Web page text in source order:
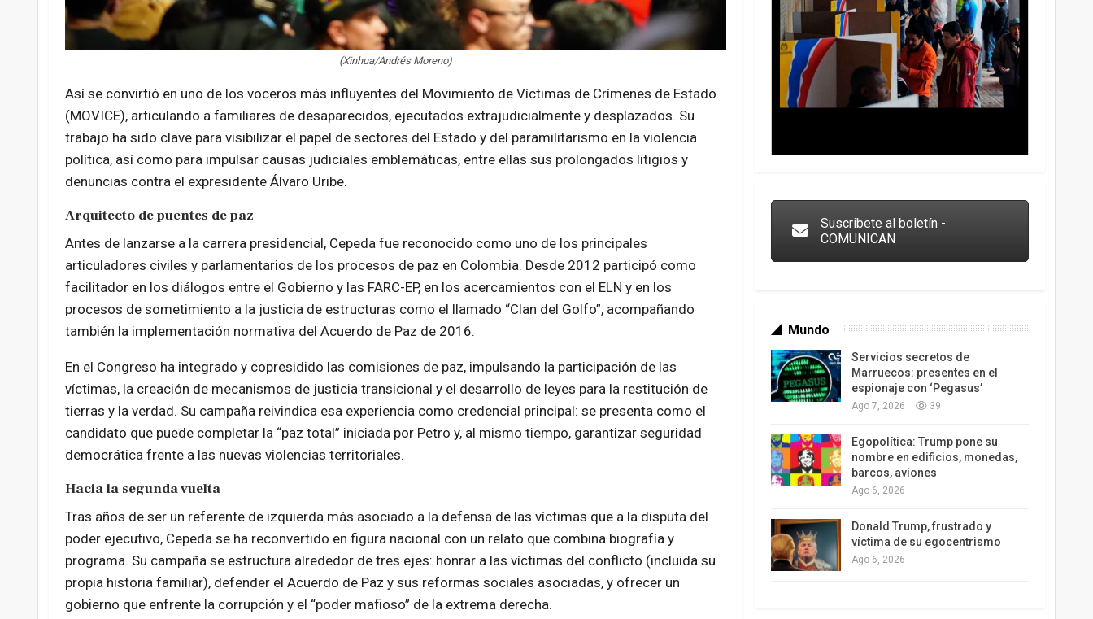
(Xinhua/Andrés Moreno)
Así se convirtió en uno de los voceros más influyentes del Movimiento de Víctimas de Crímenes de Estado
(MOVICE), articulando a familiares de desaparecidos, ejecutados extrajudicialmente y desplazados. Su
trabajo ha sido clave para visibilizar el papel de sectores del Estado y del paramilitarismo en la violencia
política, así como para impulsar causas judiciales emblemáticas, entre ellas sus prolongados litigios y
denuncias contra el expresidente Álvaro Uribe.
Arquitecto de puentes de paz
Antes de lanzarse a la carrera presidencial, Cepeda fue reconocido como uno de los principales
articuladores civiles y parlamentarios de los procesos de paz en Colombia. Desde 2012 participó como
facilitador en los diálogos entre el Gobierno y las FARC-EP, en los acercamientos con el ELN y en los
procesos de sometimiento a la justicia de estructuras como el llamado “Clan del Golfo”, acompañando
también la implementación normativa del Acuerdo de Paz de 2016.
En el Congreso ha integrado y copresidido las comisiones de paz, impulsando la participación de las
víctimas, la creación de mecanismos de justicia transicional y el desarrollo de leyes para la restitución de
tierras y la verdad. Su campaña reivindica esa experiencia como credencial principal: se presenta como el
candidato que puede completar la “paz total” iniciada por Petro y, al mismo tiempo, garantizar seguridad
democrática frente a las nuevas violencias territoriales.
Hacia la segunda vuelta
Tras años de ser un referente de izquierda más asociado a la defensa de las víctimas que a la disputa del
poder ejecutivo, Cepeda se ha reconvertido en figura nacional con un relato que combina biografía y
programa. Su campaña se estructura alrededor de tres ejes: honrar a las víctimas del conflicto (incluida su
propia historia familiar), defender el Acuerdo de Paz y sus reformas sociales asociadas, y ofrecer un
gobierno que enfrente la corrupción y el “poder mafioso” de la extrema derecha.
Trump y las drogas: la viga en los propios ojos
Los latinos le van dando la espalda a Trump
Suscribete al boletín -
COMUNICAN
Mundo
Servicios secretos de
Marruecos: presentes en el
espionaje con ‘Pegasus’
Ago 7, 2026 39
Egopolítica: Trump pone su
nombre en edificios, monedas,
barcos, aviones
Ago 6, 2026
Donald Trump, frustrado y
víctima de su egocentrismo
Ago 6, 2026